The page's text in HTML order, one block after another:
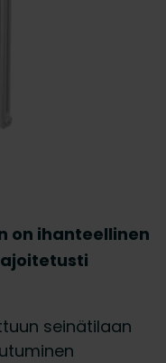
on ihanteellinen
seinätilaan